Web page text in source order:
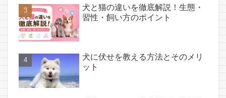
犬と猫の違いを徹底解説！生態・
習性・飼い方のポイント
犬に伏せを教える方法とそのメリ
ット